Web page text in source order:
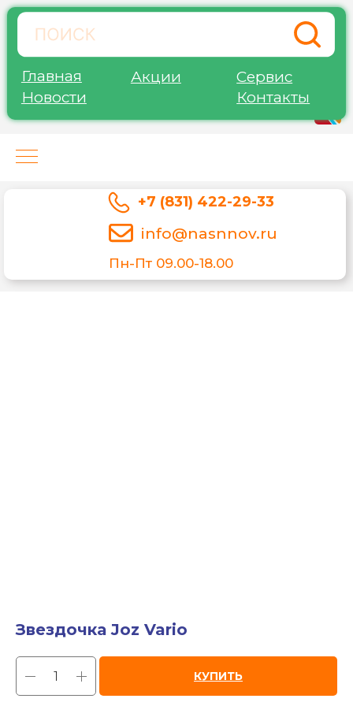
Акции
Сервис
Новости
Контакты
Главная
+7 (831) 422-29-33
Пн-Пт 09.00-18.00
Нижегород-Агро-Сервис
info@nasnnov.ru
Звездочка Joz Vario
КУПИТЬ